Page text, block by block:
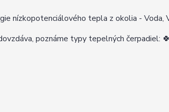
nízkopotenciálového tepla z okolia - Voda,
poznáme typy tepelných čerpadiel: 🍀